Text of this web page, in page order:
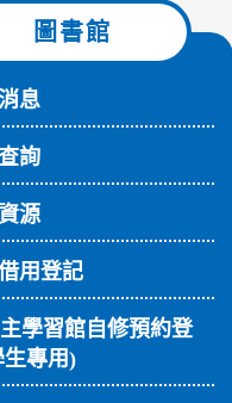
圖書館
息
詢
源
用登記
學習館自修預約登
專用)